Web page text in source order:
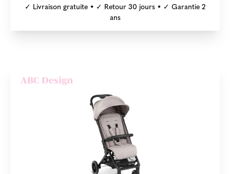
✓ Livraison gratuite • ✓ Retour 30 jours • ✓ Garantie 2
ans
ABC Design